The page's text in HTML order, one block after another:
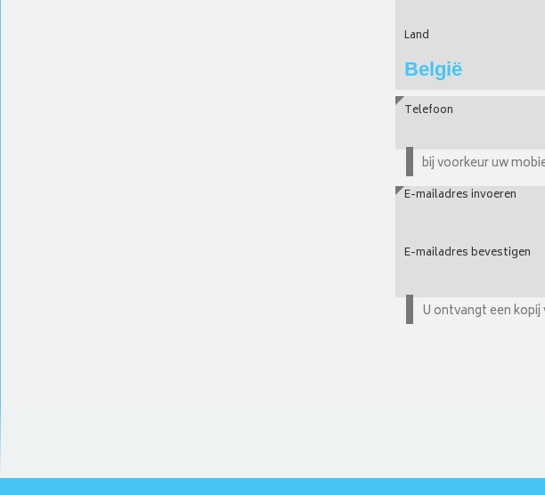
Land
Telefoon
bij voorkeur uw
E-mailadres invoeren
E-mailadres bevestigen
U ontvangt een